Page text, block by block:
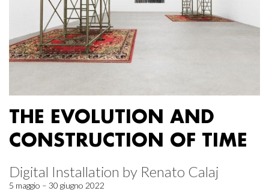
THE EVOLUTION AND
CONSTRUCTION OF TIME
Digital Installation by Renato Calaj
5 maggio – 30 giugno 2022